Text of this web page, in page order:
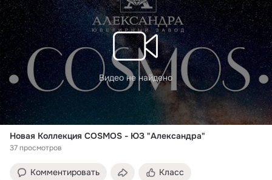
Видео не найдено
Новая Коллекция COSMOS - ЮЗ "Александра"
37 просмотров
Комментировать Класс